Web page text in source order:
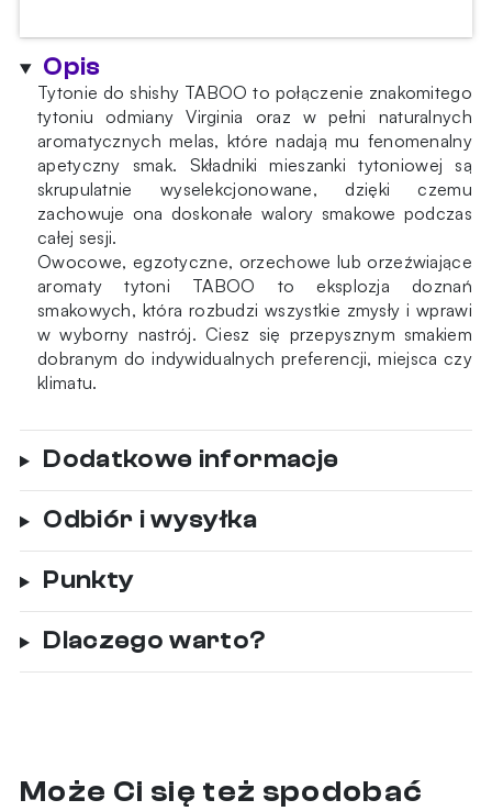
Opis
Tytonie do shishy TABOO to połączenie znakomitego
tytoniu odmiany Virginia oraz w pełni naturalnych
aromatycznych melas, które nadają mu fenomenalny
apetyczny smak. Składniki mieszanki tytoniowej są
skrupulatnie wyselekcjonowane, dzięki czemu
zachowuje ona doskonałe walory smakowe podczas
całej sesji.
Owocowe, egzotyczne, orzechowe lub orzeźwiające
aromaty tytoni TABOO to eksplozja doznań
smakowych, która rozbudzi wszystkie zmysły i wprawi
w wyborny nastrój. Ciesz się przepysznym smakiem
dobranym do indywidualnych preferencji, miejsca czy
klimatu.
Dodatkowe informacje
Odbiór i wysyłka
Punkty
Dlaczego warto?
Może Ci się też spodobać